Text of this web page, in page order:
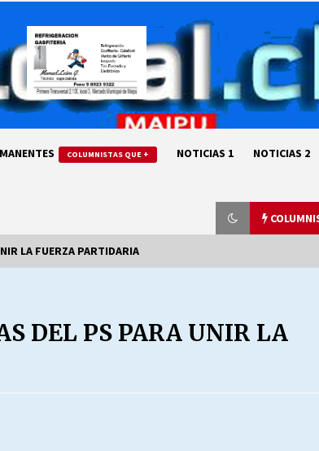
COLUMNISTAS QUE + NOTICIAS 1 NOTICIAS 2
EL CUMPLEAÑOS 69
27/07/2026
LA FUERZA PARTIDARIA
DEL PS PARA UNIR LA